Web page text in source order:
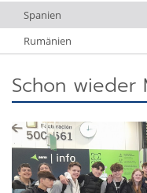
Spanien
Rumänien
Schon wieder